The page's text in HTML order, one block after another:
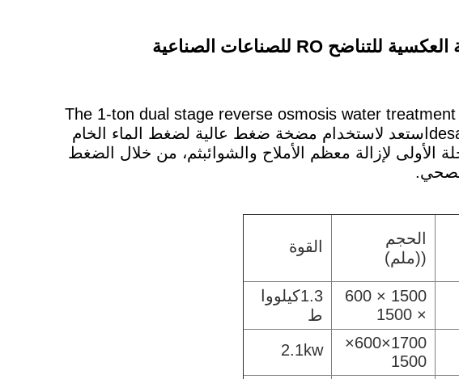
The 1-ton dual stage reverse osmosis water
desalination through two series connected reverse osmosis membrane componentsاستعد لاستخدام مضخة ضغط عالية لضغط الماء الخام
لإزالة معظم الأملاح والشوائبثم، من خلال الضغط
الحجم
((ملم)
القوة
1500 × 600
× 1500
1.3كيلووا
ط
1700×600×
1500
2.1kw